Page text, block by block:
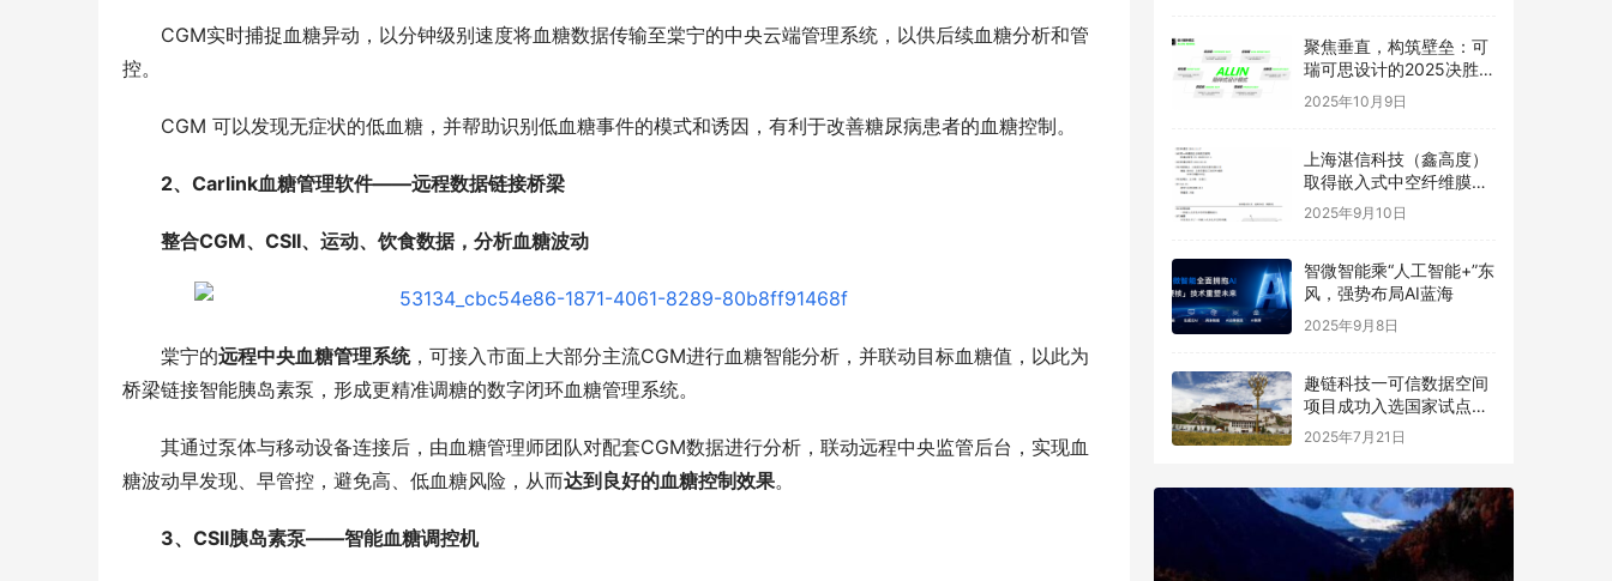
CGM实时捕捉血糖异动，以分钟级别速度将血糖数据传输至棠宁的中央云端管理系统，以供后续血糖分析和管
控。
CGM 可以发现无症状的低血糖，并帮助识别低血糖事件的模式和诱因，有利于改善糖尿病患者的血糖控制。
2、Carlink血糖管理软件——远程数据链接桥梁
整合CGM、CSII、运动、饮食数据，分析血糖波动
棠宁的远程中央血糖管理系统，可接入市面上大部分主流CGM进行血糖智能分析，并联动目标血糖值，以此为
桥梁链接智能胰岛素泵，形成更精准调糖的数字闭环血糖管理系统。
其通过泵体与移动设备连接后，由血糖管理师团队对配套CGM数据进行分析，联动远程中央监管后台，实现血
糖波动早发现、早管控，避免高、低血糖风险，从而达到良好的血糖控制效果。
3、CSII胰岛素泵——智能血糖调控机
聚焦垂直，构筑壁垒：可
瑞可思设计的2025决胜之
道
2025年10月9日
上海湛信科技（鑫高度）
取得嵌入式中空纤维膜喷
丝头发明专利
2025年9月10日
智微智能乘“人工智能+”东
风，强势布局AI蓝海
2025年9月8日
趣链科技一可信数据空间
项目成功入选国家试点名
单
2025年7月21日